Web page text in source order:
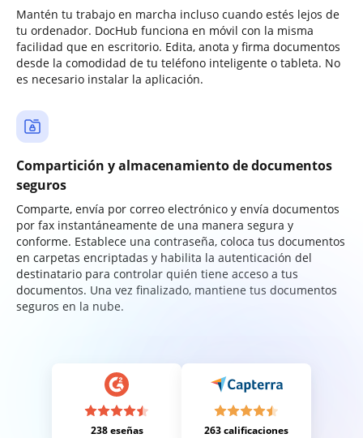
Mantén tu trabajo en marcha incluso cuando estés lejos de
tu ordenador. DocHub funciona en móvil con la misma
facilidad que en escritorio. Edita, anota y firma documentos
desde la comodidad de tu teléfono inteligente o tableta. No
es necesario instalar la aplicación.
Compartición y almacenamiento de documentos
seguros
Comparte, envía por correo electrónico y envía documentos
por fax instantáneamente de una manera segura y
conforme. Establece una contraseña, coloca tus documentos
en carpetas encriptadas y habilita la autenticación del
destinatario para controlar quién tiene acceso a tus
documentos. Una vez finalizado, mantiene tus documentos
seguros en la nube.
238 eseñas 263 calificaciones